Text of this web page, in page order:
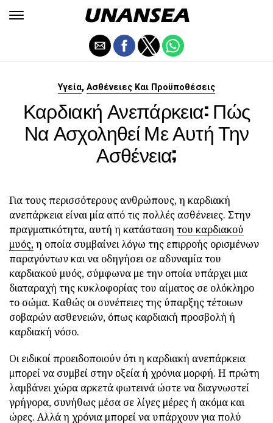
Υγεία, Ασθένειες Και Προϋποθέσεις
Καρδιακή Ανεπάρκεια: Πώς
Να Ασχοληθεί Με Αυτή Την
Ασθένεια;
Για τους περισσότερους ανθρώπους, η καρδιακή
ανεπάρκεια είναι μία από τις πολλές ασθένειες. Στην
πραγματικότητα, αυτή η κατάσταση του καρδιακού
μυός,η οποία συμβαίνει λόγω της επιρροής ορισμένων
παραγόντων και να οδηγήσει σε αδυναμία του
καρδιακού μυός, σύμφωνα με την οποία υπάρχει μια
διαταραχή της κυκλοφορίας του αίματος σε ολόκληρο
το σώμα. Καθώς οι συνέπειες της ύπαρξης τέτοιων
σοβαρών ασθενειών, όπως καρδιακή προσβολή ή
καρδιακή νόσο.
Οι ειδικοί προειδοποιούν ότι η καρδιακή ανεπάρκεια
μπορεί να συμβεί στην οξεία ή χρόνια μορφή. Η πρώτη
λαμβάνει χώρα αρκετά φωτεινά ώστε να διαγνωστεί
γρήγορα, συνήθως μέσα σε λίγες μέρες ή ακόμα και
ώρες. Αλλά η χρόνια μπορεί να υπάρχουν για πολύ